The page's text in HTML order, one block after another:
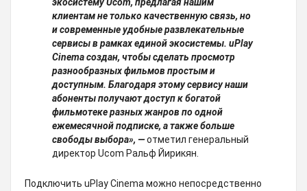
экосистему Ucom, предлагая нашим
клиентам не только качественную связь, но
и современные удобные развлекательные
сервисы в рамках единой экосистемы. uPlay
Cinema создан, чтобы сделать просмотр
разнообразных фильмов простым и
доступным. Благодаря этому сервису наши
абоненты получают доступ к богатой
фильмотеке разных жанров по одной
ежемесячной подписке, а также больше
свободы выбора», —отметил генеральный
директор Ucom Ральф Йирикян.
Подключить uPlay Cinema можно непосредственно